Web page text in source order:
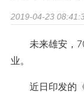
2019-04-23
未来雄安，
业。
近日印发的《